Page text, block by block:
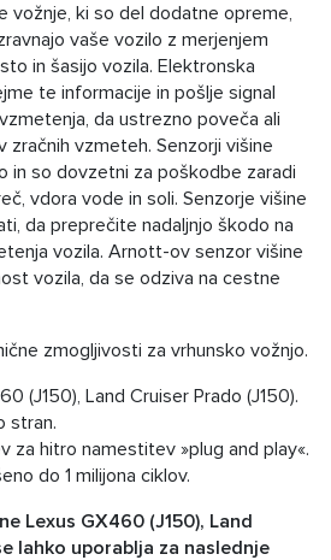
vožnje, ki so del dodatne opreme,
vaše vozilo z merjenjem
in šasijo vozila. Elektronska
te informacije in pošlje signal
da ustrezno poveča ali
zračnih vzmeteh. Senzorji višine
in so dovzetni za poškodbe zaradi
vdora vode in soli. Senzorje višine
da preprečite nadaljnjo škodo na
vozila. Arnott-ov senzor višine
vozila, da se odziva na cestne
zmogljivosti za vrhunsko vožnjo.
(J150), Land Cruiser Prado (J150).
stran.
za hitro namestitev »plug and play«.
do 1 milijona ciklov.
Lexus GX460 (J150), Land
lahko uporablja za naslednje